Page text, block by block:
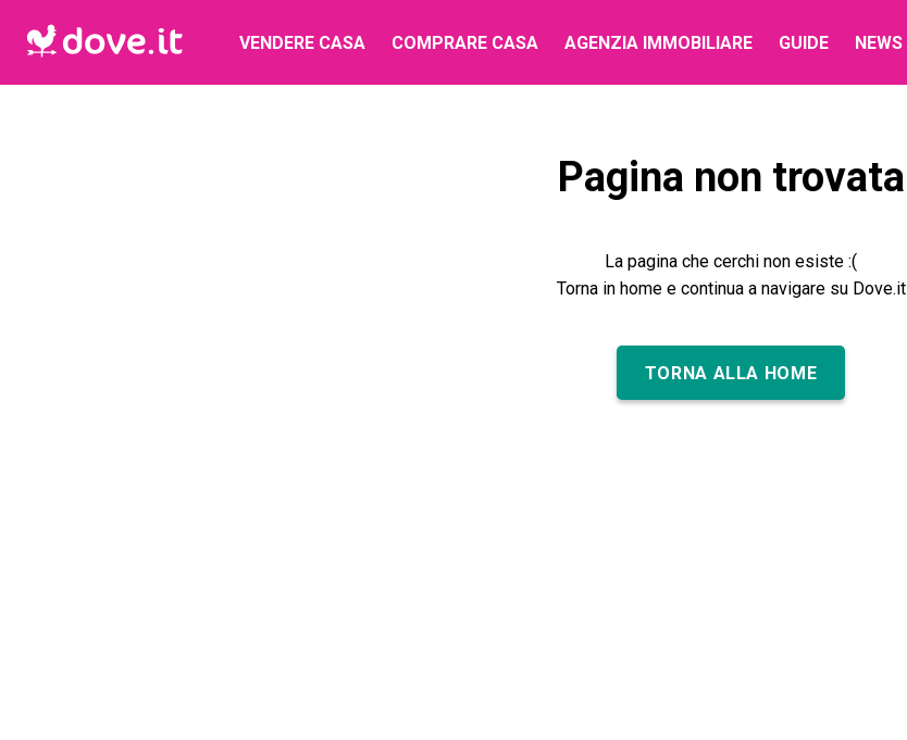
VENDERE CASA COMPRARE CASA AGENZIA IMMOBILIARE GUIDE NEWS
Pagina non trovata
La pagina che cerchi non esiste :(
Torna in home e continua a navigare su Dove.it
TORNA ALLA HOME